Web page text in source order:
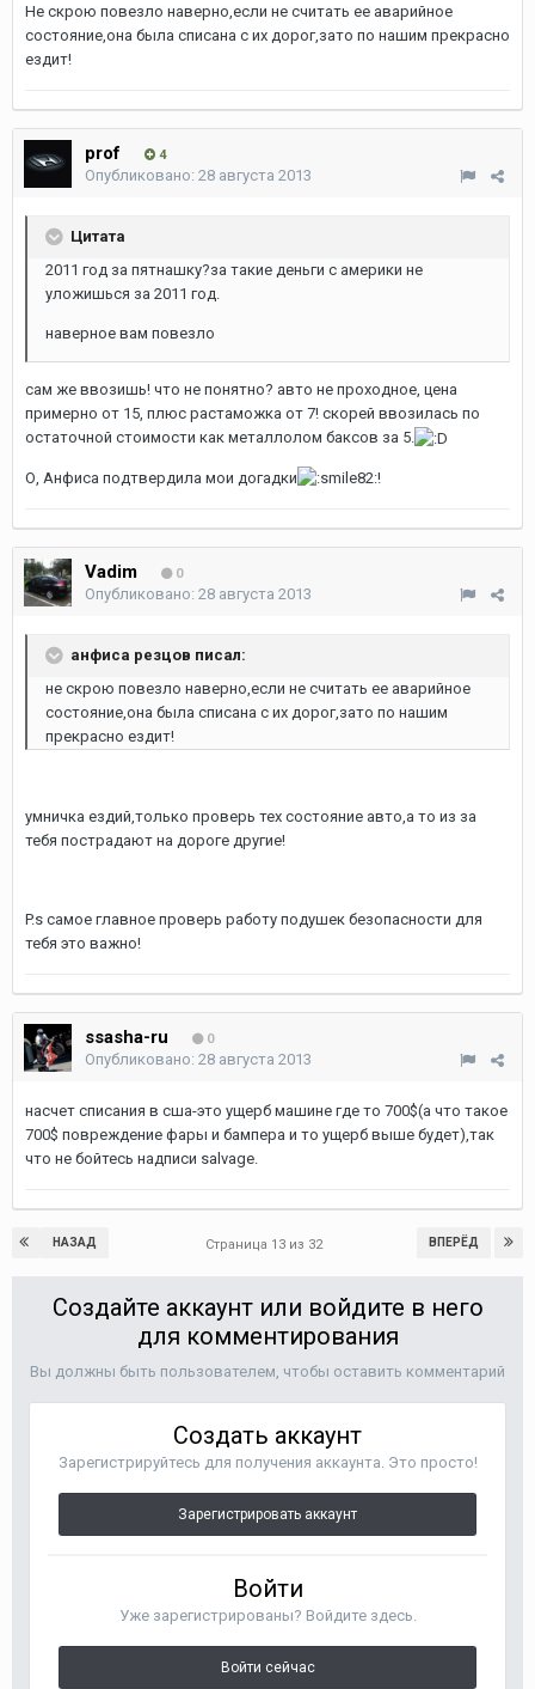
Не скрою повезло наверно,если не считать ее аварийное
состояние,она была списана с их дорог,зато по нашим прекрасно
ездит!
prof 4
Опубликовано: 28 августа 2013
Цитата
2011 год за пятнашку?за такие деньги с америки не
уложишься за 2011 год.
наверное вам повезло
сам же ввозишь! что не понятно? авто не проходное, цена
примерно от 15, плюс растаможка от 7! скорей ввозилась по
остаточной стоимости как металлолом баксов за 5.
О, Анфиса подтвердила мои догадки !
Vadim 0
Опубликовано: 28 августа 2013
анфиса резцов писал:
не скрою повезло наверно,если не считать ее аварийное
состояние,она была списана с их дорог,зато по нашим
прекрасно ездит!
умничка ездий,только проверь тех состояние авто,а то из за
тебя пострадают на дороге другие!
P.s самое главное проверь работу подушек безопасности для
тебя это важно!
ssasha-ru 0
Опубликовано: 28 августа 2013
насчет списания в сша-это ущерб машине где то 700$(а что такое
700$ повреждение фары и бампера и то ущерб выше будет),так
что не бойтесь надписи salvage.
НАЗАД ВПЕРЁД
Страница 13 из 32
Создайте аккаунт или войдите в него
для комментирования
Вы должны быть пользователем, чтобы оставить комментарий
Создать аккаунт
Зарегистрируйтесь для получения аккаунта. Это просто!
Зарегистрировать аккаунт
Войти
Уже зарегистрированы? Войдите здесь.
Войти сейчас